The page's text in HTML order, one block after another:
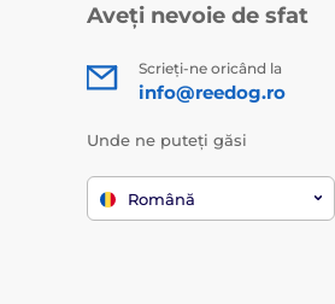
Aveți nevoie de sfat
Scrieți-ne oricând la
info@reedog.ro
Unde ne puteți găsi
Română